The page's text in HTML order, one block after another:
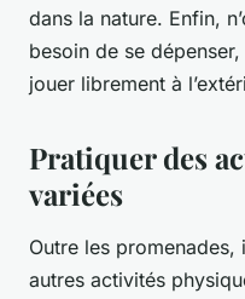
dans la nature. Enfin,
besoin de se
jouer librement à
Pratiquer des
variées
Outre les
autres activités